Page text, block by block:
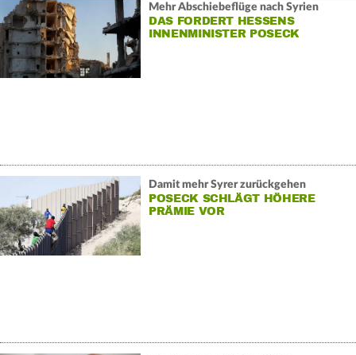
Mehr Abschiebeflüge nach Syrien
DAS FORDERT HESSENS
INNENMINISTER POSECK
Damit mehr Syrer zurückgehen
POSECK SCHLÄGT HÖHERE
PRÄMIE VOR